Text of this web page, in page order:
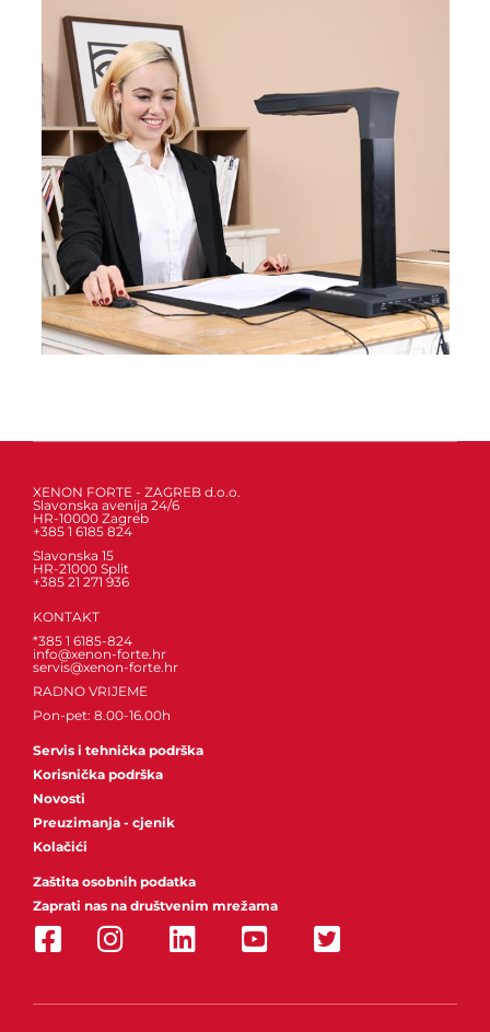
XENON FORTE - ZAGREB d.o.o.
Slavonska avenija 24/6
HR-10000 Zagreb
+385 1 6185 824
Slavonska 15
HR-21000 Split
+385 21 271 936
KONTAKT
*385 1 6185-824
info@xenon-forte.hr
servis@xenon-forte.hr
RADNO VRIJEME
Pon-pet: 8.00-16.00h
Servis i tehnička podrška
Korisnička podrška
Novosti
Preuzimanja - cjenik
Kolačići
Zaštita osobnih podatka
Zaprati nas na društvenim mrežama